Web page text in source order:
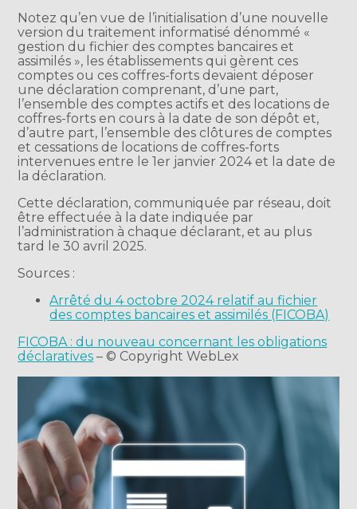
Notez qu’en vue de l’initialisation d’une nouvelle
version du traitement informatisé dénommé «
gestion du fichier des comptes bancaires et
assimilés », les établissements qui gèrent ces
comptes ou ces coffres-forts devaient déposer
une déclaration comprenant, d’une part,
l’ensemble des comptes actifs et des locations de
coffres-forts en cours à la date de son dépôt et,
d’autre part, l’ensemble des clôtures de comptes
et cessations de locations de coffres-forts
intervenues entre le 1er janvier 2024 et la date de
la déclaration.
Cette déclaration, communiquée par réseau, doit
être effectuée à la date indiquée par
l’administration à chaque déclarant, et au plus
tard le 30 avril 2025.
Sources :
Arrêté du 4 octobre 2024 relatif au fichier
des comptes bancaires et assimilés (FICOBA)
FICOBA : du nouveau concernant les obligations
déclaratives – © Copyright WebLex